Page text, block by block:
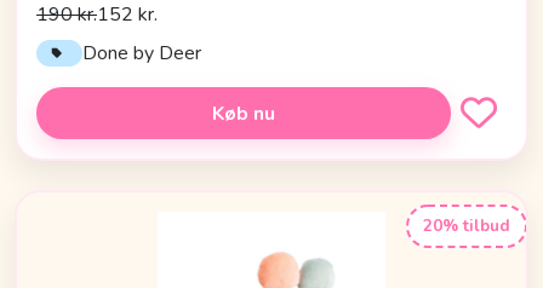
190 kr.152 kr.
Done by Deer
Køb nu
20% tilbud